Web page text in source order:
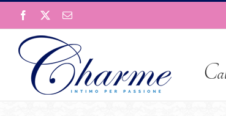
contenuto
Facebook Email